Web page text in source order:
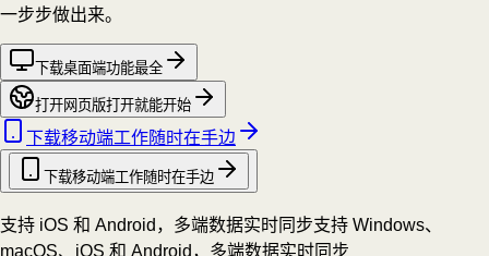
一步步做出来。
下载桌面端功能最全
打开网页版打开就能开始
下载移动端工作随时在手边
下载移动端工作随时在手边
支持 iOS 和 Android，多端数据实时同步支持 Windows、
macOS、iOS 和 Android，多端数据实时同步